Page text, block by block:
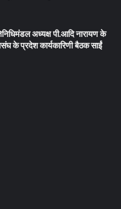
अध्यक्ष पी.आदि नारायण के
के प्रदेश कार्यकारिणी बैठक साईं